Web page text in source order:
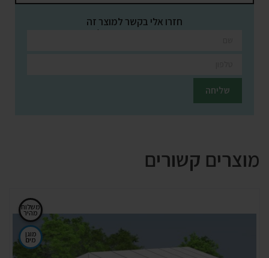
חזרו אלי בקשר למוצר זה
השאירו פרטים ונציגינו יחזרו אליכם בהקדם
מוצרים קשורים
משלוח
מהיר
מוגן
מים